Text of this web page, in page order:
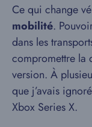
Ce qui change
mobilité.
dans les
compromettre la
version. À
que j’avais
Xbox Series X.